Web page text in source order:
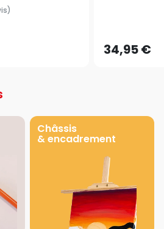
34,95 €
Châssis
& encadrement